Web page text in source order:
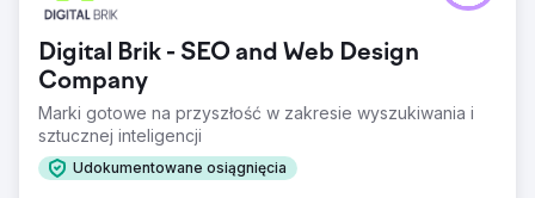
Digital Brik - SEO and Web Design
Company
Marki gotowe na przyszłość w zakresie wyszukiwania i
sztucznej inteligencji
Udokumentowane osiągnięcia